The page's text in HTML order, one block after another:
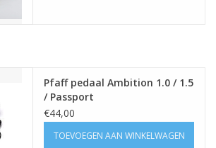
Pfaff pedaal Ambition 1.0 / 1.5
/ Passport
€44,00
TOEVOEGEN AAN WINKELWAGEN